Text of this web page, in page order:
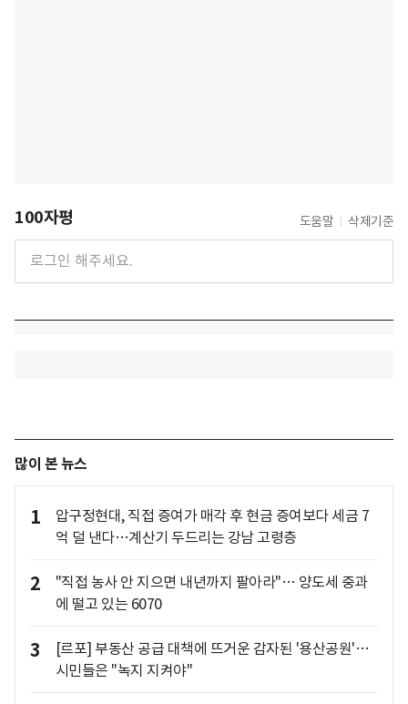
100자평 도움말 삭제기준
많이 본 뉴스
1
압구정현대, 직접 증여가 매각 후 현금 증여보다 세금 7
억 덜 낸다…계산기 두드리는 강남 고령층
2
"직접 농사 안 지으면 내년까지 팔아라"… 양도세 중과
에 떨고 있는 6070
3
[르포] 부동산 공급 대책에 뜨거운 감자된 '용산공원'…
시민들은 "녹지 지켜야"